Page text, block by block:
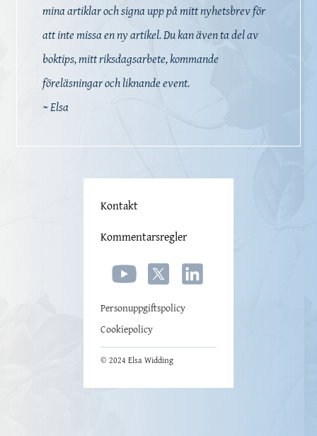
mina artiklar och signa upp på mitt nyhetsbrev för
att inte missa en ny artikel. Du kan även ta del av
boktips, mitt riksdagsarbete, kommande
föreläsningar och liknande event.
~ Elsa
Kontakt
Kommentarsregler
Personuppgiftspolicy
Cookiepolicy
© 2024 Elsa Widding